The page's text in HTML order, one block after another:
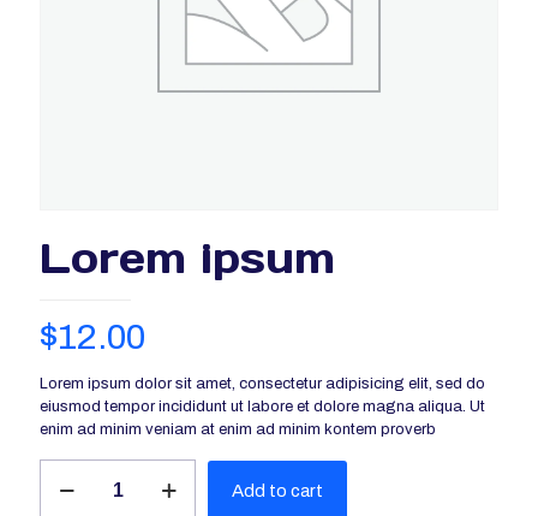
Lorem ipsum
$12.00
Lorem ipsum dolor sit amet, consectetur adipisicing elit, sed do
eiusmod tempor incididunt ut labore et dolore magna aliqua. Ut
enim ad minim veniam at enim ad minim kontem proverb
ipsum
Add to cart